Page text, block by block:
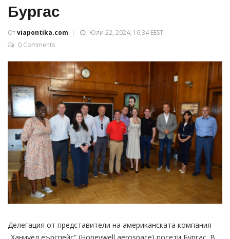
Бургас
Отviapontika.com
Юли 22, 2024, 16:34 EEST
0 Comments
Делегация от представители на американската компания